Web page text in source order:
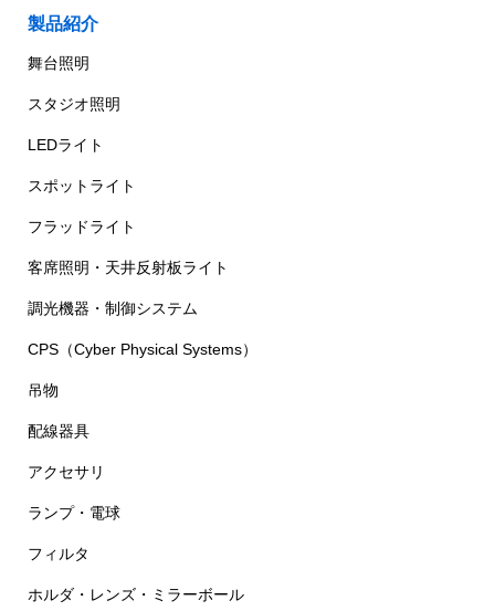
製品紹介
舞台照明
スタジオ照明
LEDライト
スポットライト
フラッドライト
客席照明・天井反射板ライト
調光機器・制御システム
CPS（Cyber Physical Systems）
吊物
配線器具
アクセサリ
ランプ・電球
フィルタ
ホルダ・レンズ・ミラーボール